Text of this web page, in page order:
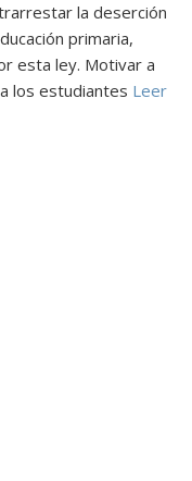
la deserción
primaria,
esta ley. Motivar a
los estudiantes Leer